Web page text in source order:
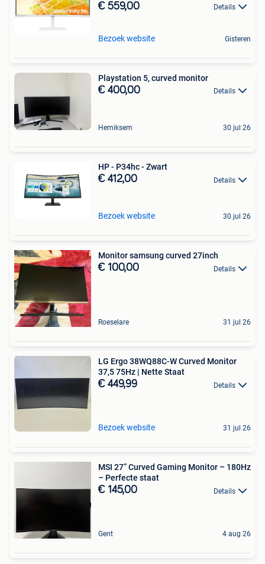
€ 559,00 Details
Bezoek website Gisteren
Playstation 5, curved monitor
€ 400,00 Details
Hemiksem 30 jul 26
HP - P34hc - Zwart
€ 412,00 Details
Bezoek website 30 jul 26
Monitor samsung curved 27inch
€ 100,00 Details
Roeselare 31 jul 26
LG Ergo 38WQ88C-W Curved Monitor
37,5 75Hz | Nette Staat
€ 449,99 Details
Bezoek website 31 jul 26
MSI 27” Curved Gaming Monitor – 180Hz
– Perfecte staat
€ 145,00 Details
Gent 4 aug 26